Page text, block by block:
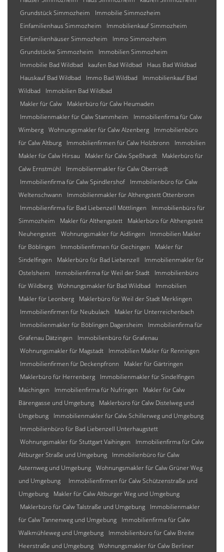
Grundstück Simmozheim
Immobilie Simmozheim
Einfamilienhaus Simmozheim
Immobilienkauf Simmozheim
Einfamilienhäuser Simmozheim
Immo Simmozheim
Grundstücke Simmozheim
Immobilien Simmozheim
Immobilie Bad Wildbad
kaufen Bad Wildbad
Haus Bad Wildbad
Hauskauf Bad Wildbad
Immo Bad Wildbad
Immobilienkauf Bad
Wildbad
Immobilien Bad Wildbad
Makler für Calw
Maklerbüro für Calw Heumaden
Immobilienmakler für Calw Stammheim
Immobilienfirma für Calw
Wimberg Wohnungsmakler für Calw Alzenberg
Immobilienbüro
für Calw Altburg
Immobilienfirmen für Calw Holzbronn
Immobilien
Makler für Calw Hirsau
Makler für Calw Speßhardt
Maklerbüro für
Calw Ernstmühl
Immobilienmakler für Calw Oberriedt
Immobilienfirma für Calw Spindlershof
Immobilienbüro für Calw
Weltenschwann
Immobilienmakler für Althengstett Ottenbronn
Immobilienfirma für Bad Liebenzell Möttlingen
Immobilienbüro für
Simmozheim
Makler für Althengstett
Maklerbüro für Althengstett
Neuhengstett Wohnungsmakler für Aidlingen
Immobilien Makler
für Böblingen
Immobilienfirmen für Gechingen
Makler für
Sindelfingen
Maklerbüro für Bad Liebenzell
Immobilienmakler für
Ostelsheim
Immobilienfirma für Weil der Stadt
Immobilienbüro
für Wildberg Wohnungsmakler für Bad Wildbad
Immobilien
Makler für Leonberg
Maklerbüro für Weil der Stadt Merklingen
Immobilienfirmen für Neubulach
Makler für Unterreichenbach
Immobilienmakler für Böblingen Dagersheim
Immobilienfirma für
Grafenau Dätzingen
Immobilienbüro für Grafenau
Wohnungsmakler für Magstadt
Immobilien Makler für Renningen
Immobilienfirmen für Deckenpfronn
Makler für Gärtringen
Maklerbüro für Herrenberg
Immobilienmakler für Sindelfingen
Maichingen
Immobilienfirma für Nufringen
Makler für Calw
Bärengasse und Umgebung
Maklerbüro für Calw Distelweg und
Umgebung
Immobilienmakler für Calw Schillerweg und Umgebung
Immobilienbüro für Bad Liebenzell Unterhaugstett
Wohnungsmakler für Stuttgart Vaihingen
Immobilienfirma für Calw
Altburger Straße und Umgebung
Immobilienbüro für Calw
Asternweg und Umgebung Wohnungsmakler für Calw Grüner Weg
und Umgebung
Immobilienfirmen für Calw Schützenstraße und
Umgebung
Makler für Calw Altburger Weg und Umgebung
Maklerbüro für Calw Talstraße und Umgebung
Immobilienmakler
für Calw Tannenweg und Umgebung
Immobilienfirma für Calw
Walkmühleweg und Umgebung
Immobilienbüro für Calw Breite
Heerstraße und Umgebung Wohnungsmakler für Calw Berliner